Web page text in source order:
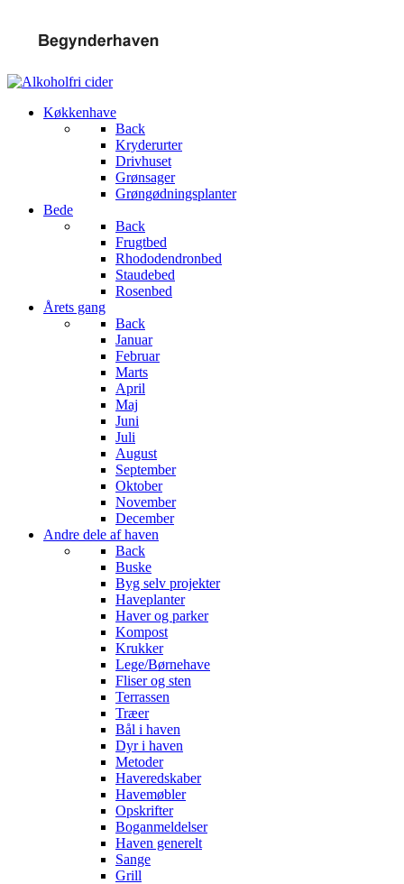
Køkkenhave
Back
Kryderurter
Drivhuset
Grønsager
Grøngødningsplanter
Bede
Back
Frugtbed
Rhododendronbed
Staudebed
Rosenbed
Årets gang
Back
Januar
Februar
Marts
April
Maj
Juni
Juli
August
September
Oktober
November
December
Andre dele af haven
Back
Buske
Byg selv projekter
Haveplanter
Haver og parker
Kompost
Krukker
Lege/Børnehave
Fliser og sten
Terrassen
Træer
Bål i haven
Dyr i haven
Metoder
Haveredskaber
Havemøbler
Opskrifter
Boganmeldelser
Haven generelt
Sange
Grill